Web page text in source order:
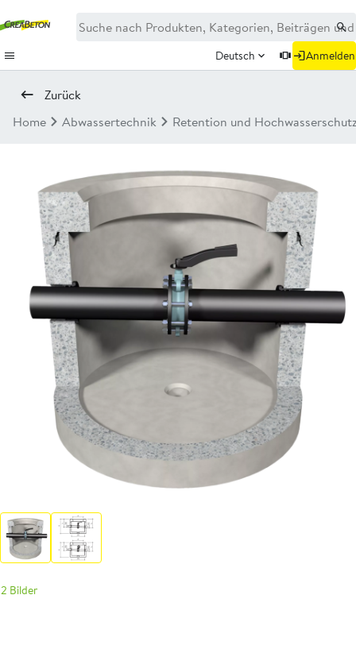
Deutsch Anmelden
Zurück
Home
Abwassertechnik Retention und
2 Bilder